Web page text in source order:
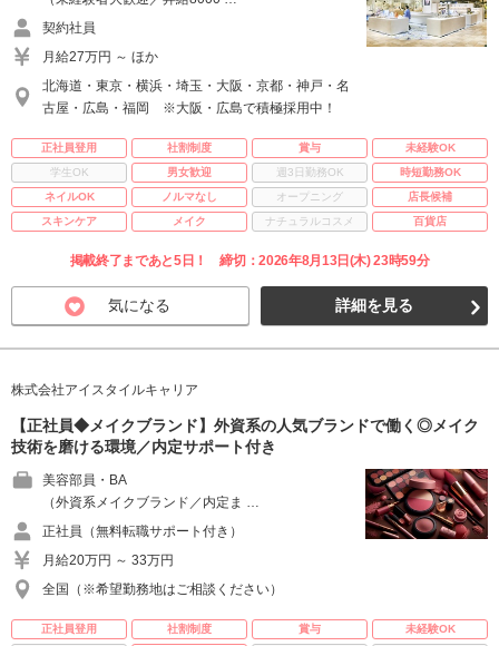
契約社員
月給27万円 ～ ほか
北海道・東京・横浜・埼玉・大阪・京都・神戸・名
古屋・広島・福岡 ※大阪・広島で積極採用中！
正社員登用 社割制度 賞与
未経験OK
学生OK
男女歓迎 週3日勤務OK
時短勤務OK
ネイルOK
ノルマなし オープニング
店長候補
スキンケア
メイク ナチュラルコスメ 百貨店
掲載終了まであと5日！ 締切：2026年8月13日(木) 23時59分
気になる 詳細を見る
株式会社アイスタイルキャリア
【正社員◆メイクブランド】外資系の人気ブランドで働く◎メイク
技術を磨ける環境／内定サポート付き
美容部員・BA
（外資系メイクブランド／内定ま …
正社員（無料転職サポート付き）
月給20万円 ～ 33万円
全国（※希望勤務地はご相談ください）
正社員登用 社割制度 賞与
未経験OK